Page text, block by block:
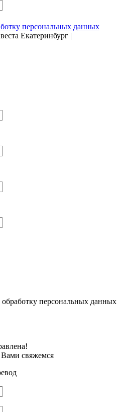
персональных данных
Екатеринбург |
обработку персональных данных
свяжемся